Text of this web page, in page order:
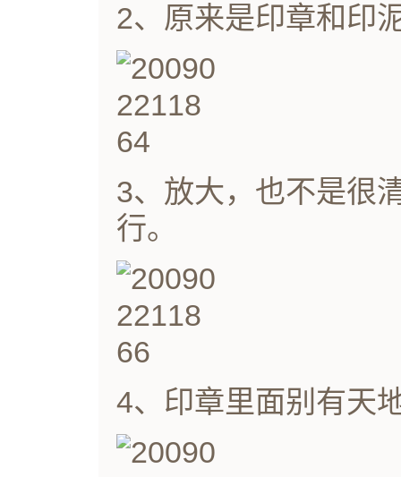
2、原来是印章和印
3、放大，也不是很
行。
4、印章里面别有天